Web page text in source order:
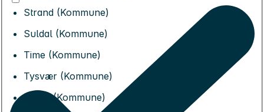
Strand (Kommune)
Suldal (Kommune)
Time (Kommune)
Tysvær (Kommune)
Utsira (Kommune)